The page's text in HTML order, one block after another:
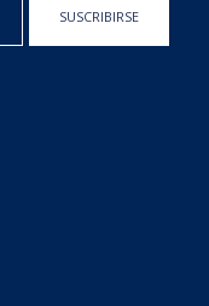
SUSCRIBIRSE